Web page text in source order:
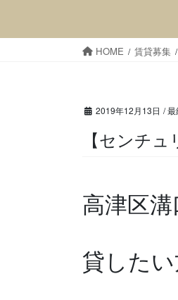
HOME 賃貸募集
2019年12月13日 /
【セン
高津区
貸した